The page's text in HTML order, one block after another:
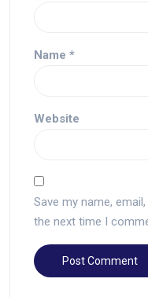
Name *
Website
Save my name,
the next time I